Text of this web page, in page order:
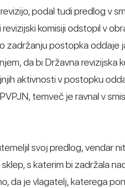
podal tudi predlog v
komisiji odstopil v
zadržanju postopka oddaje
da bi Državna revizijska
aktivnosti v postopku
temveč je ravnal v
svoj predlog, vendar
s katerim bi zadržala
da je vlagatelj, katerega